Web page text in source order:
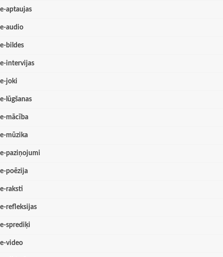
e-aptaujas
e-audio
e-bildes
e-intervijas
e-joki
e-lūgšanas
e-mācība
e-mūzika
e-paziņojumi
e-poēzija
e-raksti
e-refleksijas
e-sprediķi
e-video